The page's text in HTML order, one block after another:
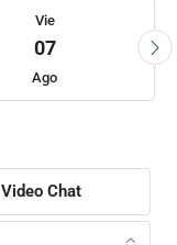
Vie
07
Ago
Video Chat